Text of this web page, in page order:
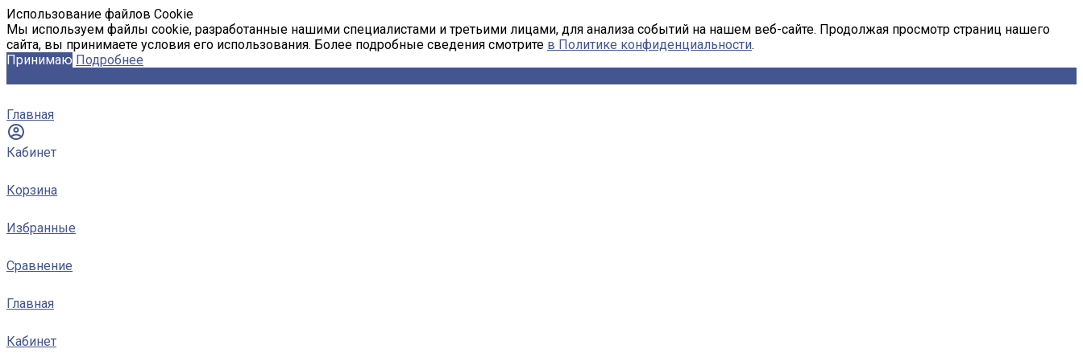
Использование файлов Cookie
Мы используем файлы cookie, разработанные нашими специалистами и третьими лицами, для анализа событий на нашем веб-сайте. Продолжая просмотр страниц нашего
сайта, вы принимаете условия его использования. Более подробные сведения смотрите в Политике конфиденциальности.
Принимаю Подробнее
Главная
Кабинет
Корзина
Избранные
Сравнение
Главная
Кабинет